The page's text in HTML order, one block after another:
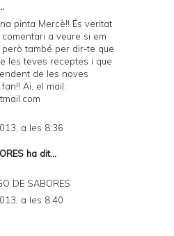
pinta Mercè!! És veritat
a veure si em
també per dir-te que
les teves receptes i que
de les noves
Ai, el mail:
a les 8:36
ha dit...
DE SABORES
a les 8:40